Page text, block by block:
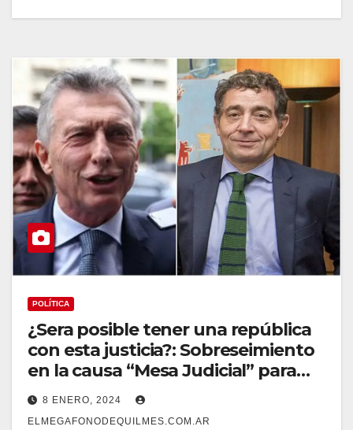
POLÍTICA
¿Sera posible tener una república
con esta justicia?: Sobreseimiento
en la causa “Mesa Judicial” para
Macri, “Pepín” Rodríguez Simón y
otros ex funcionarios
8 ENERO, 2024
ELMEGAFONODEQUILMES.COM.AR